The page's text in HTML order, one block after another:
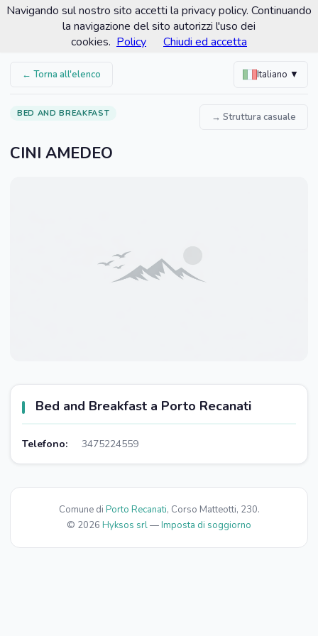
Comune di Porto Recanati
Portale turistico ufficiale
← Torna all'elenco Italiano ▼
BED AND BREAKFAST → Struttura casuale
CINI AMEDEO
Bed and Breakfast a Porto Recanati
Telefono: 3475224559
Comune di Porto Recanati, Corso Matteotti, 230.
© 2026 Hyksos srl—Imposta di soggiorno
Navigando sul nostro sito accetti la privacy policy. Continuando
la navigazione del sito autorizzi l'uso dei
cookies. Policy Chiudi ed accetta